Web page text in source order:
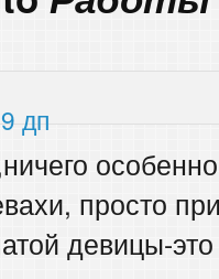
дп
просто
девицы-